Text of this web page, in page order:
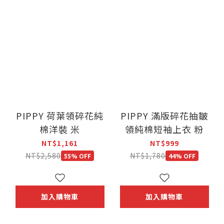
PIPPY 荷葉領碎花純
棉洋裝 米
NT$1,161
NT$2,580 55% OFF
加入購物車
PIPPY 滿版碎花抽皺
領純棉短袖上衣 粉
NT$999
NT$1,780 44% OFF
加入購物車